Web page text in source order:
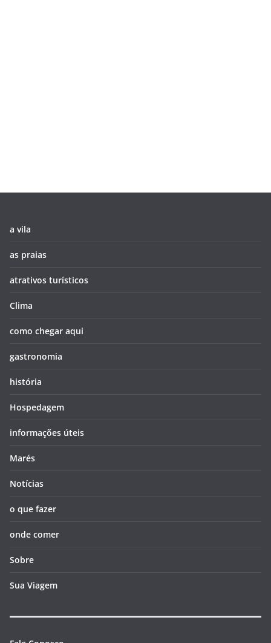
a vila
as praias
atrativos turísticos
Clima
como chegar aqui
gastronomia
história
Hospedagem
informações úteis
Marés
Notícias
o que fazer
onde comer
Sobre
Sua Viagem